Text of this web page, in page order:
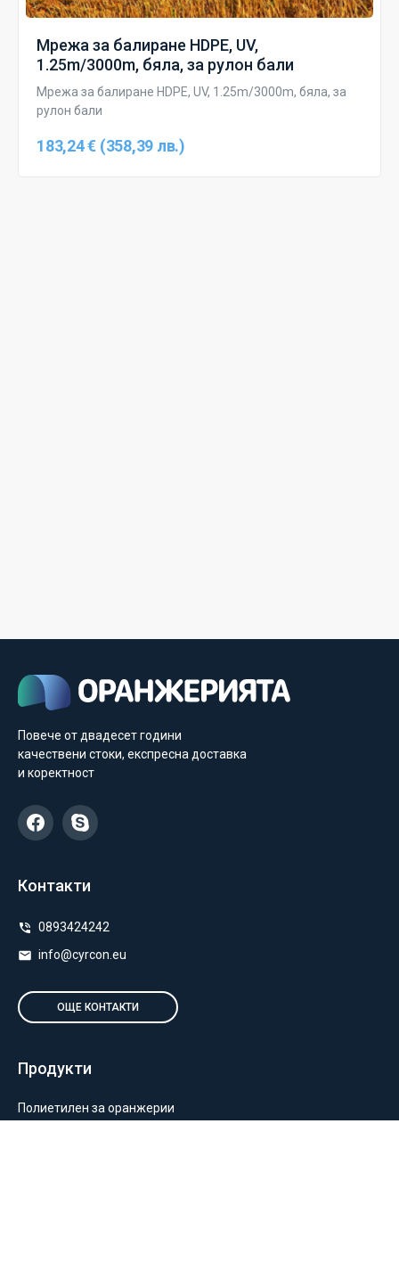
Мрежа за балиране HDPE, UV,
1.25m/3000m, бяла, за рулон бали
Мрежа за балиране HDPE, UV, 1.25m/3000m, бяла, за
рулон бали
183,24 € (358,39 лв.)
Повече от двадесет години
качествени стоки, експресна доставка
и коректност
Контакти
0893424242
info@cyrcon.eu
ОЩЕ КОНТАКТИ
Продукти
Полиетилен за оранжерии